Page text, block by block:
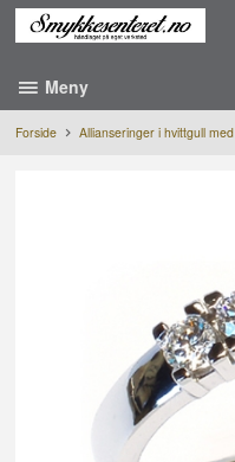
Gå
Meny
Forside Allianseringer i hvittgull